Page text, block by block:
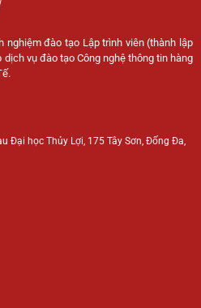
nghiệm đào tạo Lập trình viên (thành lập
vụ đào tạo Công nghệ thông tin hàng
Đại học Thủy Lợi, 175 Tây Sơn, Đống Đa,